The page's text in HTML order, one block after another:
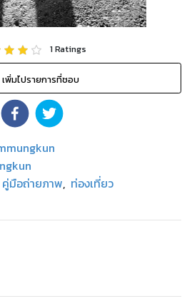
1Ratings
เพิ่มไปรายการที่ชอบ
มือถ่ายภาพ, ท่องเที่ยว